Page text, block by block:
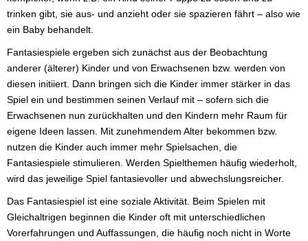
trinken gibt, sie aus- und anzieht oder sie spazieren fährt – also wie
ein Baby behandelt.
Fantasiespiele ergeben sich zunächst aus der Beobachtung
anderer (älterer) Kinder und von Erwachsenen bzw. werden von
diesen initiiert. Dann bringen sich die Kinder immer stärker in das
Spiel ein und bestimmen seinen Verlauf mit – sofern sich die
Erwachsenen nun zurückhalten und den Kindern mehr Raum für
eigene Ideen lassen. Mit zunehmendem Alter bekommen bzw.
nutzen die Kinder auch immer mehr Spielsachen, die
Fantasiespiele stimulieren. Werden Spielthemen häufig wiederholt,
wird das jeweilige Spiel fantasievoller und abwechslungsreicher.
Das Fantasiespiel ist eine soziale Aktivität. Beim Spielen mit
Gleichaltrigen beginnen die Kinder oft mit unterschiedlichen
Vorerfahrungen und Auffassungen, die häufig noch nicht in Worte